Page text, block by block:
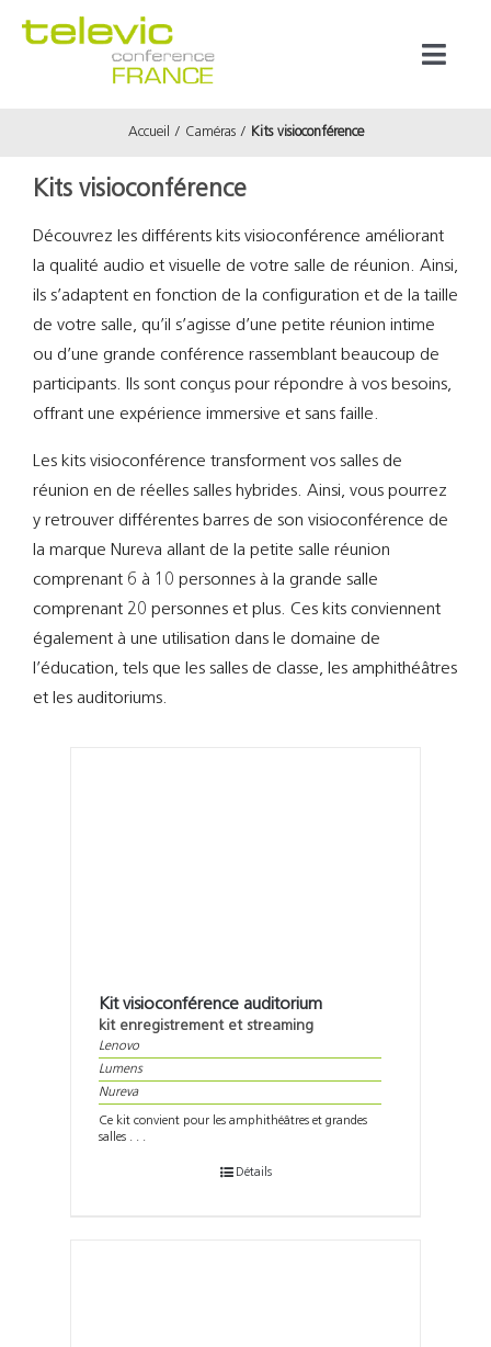
Support
Accueil Caméras Kits visioconférence
Kits visioconférence
Découvrez les différents kits visioconférence améliorant
la qualité audio et visuelle de votre salle de réunion. Ainsi,
ils s’adaptent en fonction de la configuration et de la taille
de votre salle, qu’il s’agisse d’une petite réunion intime
ou d’une grande conférence rassemblant beaucoup de
participants. Ils sont conçus pour répondre à vos besoins,
offrant une expérience immersive et sans faille.
Les kits visioconférence transforment vos salles de
réunion en de réelles salles hybrides. Ainsi, vous pourrez
y retrouver différentes barres de son visioconférence de
la marque Nureva allant de la petite salle réunion
comprenant 6 à 10 personnes à la grande salle
comprenant 20 personnes et plus. Ces kits conviennent
également à une utilisation dans le domaine de
l’éducation, tels que les salles de classe, les amphithéâtres
et les auditoriums.
Kit visioconférence auditorium
kit enregistrement et streaming
Lenovo
Lumens
Nureva
Ce kit convient pour les amphithéâtres et grandes
salles . . .
Détails